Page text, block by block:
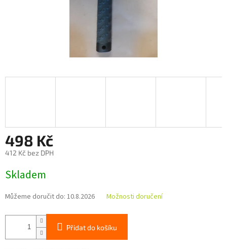
498 Kč
412 Kč bez DPH
cena:
Skladem
Můžeme doručit do: 10.8.2026 Možnosti doručení
Přidat do košíku